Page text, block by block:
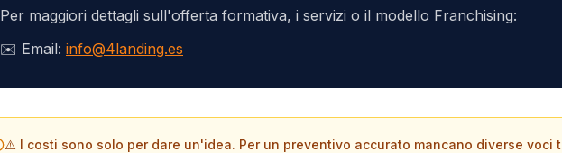
Per maggiori dettagli sull'offerta formativa, i servizi o il modello Franchising:
✉️ Email: info@4landing.es
⚠️ I costi sono solo per dare un'idea. Per un preventivo accurato mancano diverse voci